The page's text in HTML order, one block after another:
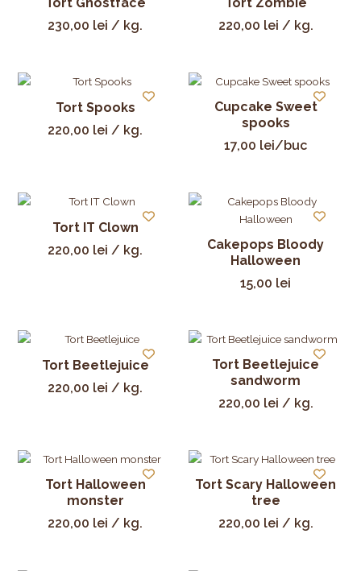
Tort Ghostface
230,00 lei / kg.
Tort Zombie
220,00 lei / kg.
Tort Spooks
220,00 lei / kg.
Cupcake Sweet
spooks
17,00 lei/buc
Tort IT Clown
220,00 lei / kg.
Cakepops Bloody
Halloween
15,00 lei
Tort Beetlejuice
220,00 lei / kg.
Tort Beetlejuice
sandworm
220,00 lei / kg.
Tort Halloween
monster
220,00 lei / kg.
Tort Scary Halloween
tree
220,00 lei / kg.